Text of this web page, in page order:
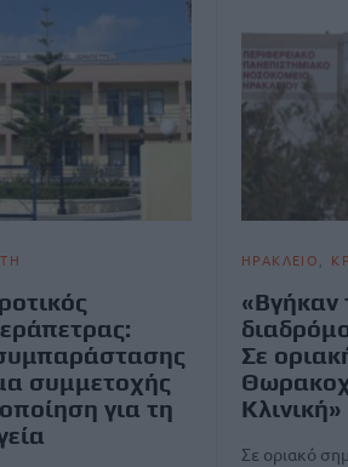
συμμετοχής
για τη
ΗΡΑΚΛΕΙΟ
«Βγήκαν
Σε
Κλινική»
Σε οριακό